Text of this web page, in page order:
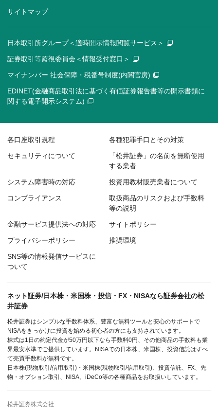
サイトマップ
日本取引所グループ＜適時開示情報閲覧サービス＞
証券取引等監視委員会＜情報受付窓口＞
マイナンバー 社会保障・税番号制度(内閣官房)
EDINET(金融商品取引法に基づく有価証券報告書等の開示書類に
関する電子開示システム)
各口座取引規程 各種犯罪手口とその対策
セキュリティについて
「松井証券」の名前を無断使用
する業者
システム障害時の対応 投資用教材販売業者について
コンプライアンス
取扱商品のリスクおよび手数料
等の説明
金融サービス提供法への対応 サイトポリシー
プライバシーポリシー 推奨環境
SNS等の情報発信サービスに
ついて
ネット証券/日本株・米国株・投信・FX・NISAなら証券会社の松
井証券
松井証券はシンプルな手数料体系、豊富な無料ツールと安心のサポートで
NISAをきっかけに投資を始める初心者の方にも支持されています。
株式は1日の約定代金が50万円以下なら手数料0円、その他商品の手数料も業
界最安水準でご提供しています。NISAでの日本株、米国株、投資信託はすべ
て売買手数料が無料です。
日本株(現物取引/信用取引)・米国株(現物取引/信用取引)、投資信託、FX、先
物・オプション取引、NISA、iDeCo等の各種商品をお取扱いしています。
松井証券株式会社